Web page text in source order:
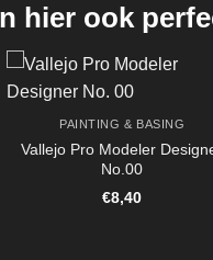
hier ook
PAINTING & BASING
Vallejo Pro Modeler
No.00
€8,40